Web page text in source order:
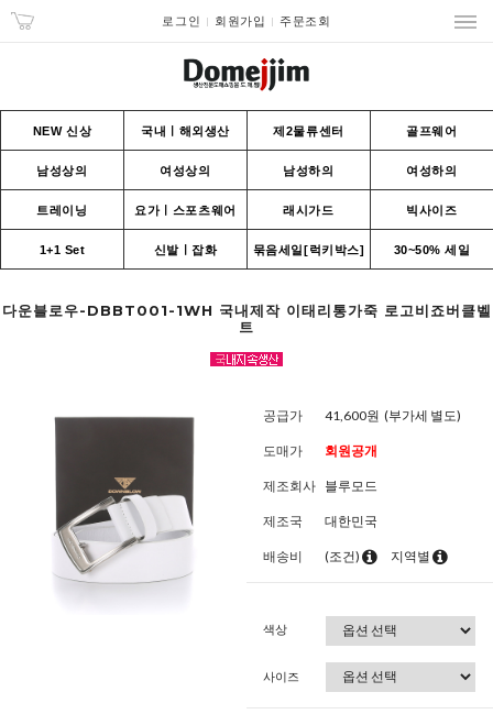
로그인 회원가입 주문조회
NEW 신상 국내ㅣ해외생산 제2물류센터 골프웨어
남성상의 여성상의 남성하의 여성하의
트레이닝 요가ㅣ스포츠웨어 래시가드 빅사이즈
1+1 Set 신발ㅣ잡화 묶음세일[럭키박스] 30~50% 세일
다운블로우-DBBT001-1WH 국내제작 이태리통가죽 로고비죠버클벨
트
공급가 41,600원 (부가세 별도)
도매가 회원공개
제조회사 블루모드
제조국 대한민국
배송비 (조건) 지역별
색상
사이즈